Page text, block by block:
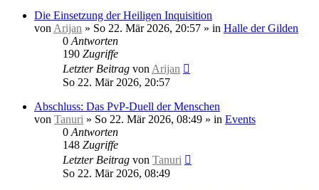
Die Einsetzung der Heiligen Inquisition
von Arijan » So 22. Mär 2026, 20:57 » in Halle der Gilden
0 Antworten
190 Zugriffe
Letzter Beitrag von Arijan
So 22. Mär 2026, 20:57
Abschluss: Das PvP-Duell der Menschen
von Tanuri » So 22. Mär 2026, 08:49 » in Events
0 Antworten
148 Zugriffe
Letzter Beitrag von Tanuri
So 22. Mär 2026, 08:49